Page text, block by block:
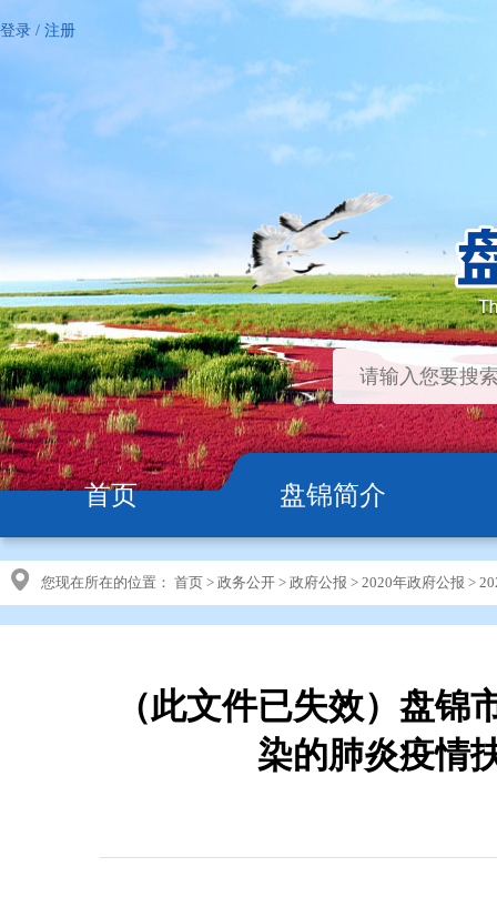
登录 / 注册
首页 盘锦简介
您现在所在的位置： 首页 > 政务公开 > 政府公报 > 2020年政府公报 >
（此文件已失效）盘
染的肺炎疫情